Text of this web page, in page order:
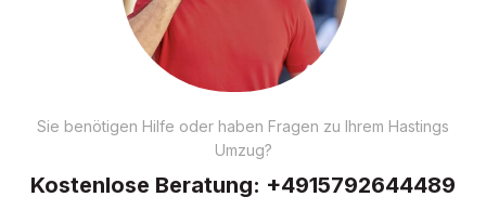
Sie benötigen Hilfe oder haben Fragen zu Ihrem Hastings
Umzug?
Kostenlose Beratung: +4915792644489